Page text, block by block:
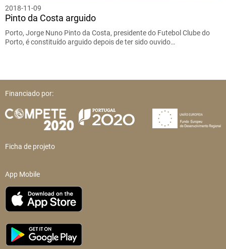
2018-11-09
Pinto da Costa arguido
Porto, Jorge Nuno Pinto da Costa, presidente do Futebol Clube do
Porto, é constituído arguido depois de ter sido ouvido…
Financiado por:
Ficha de projeto
App Mobile